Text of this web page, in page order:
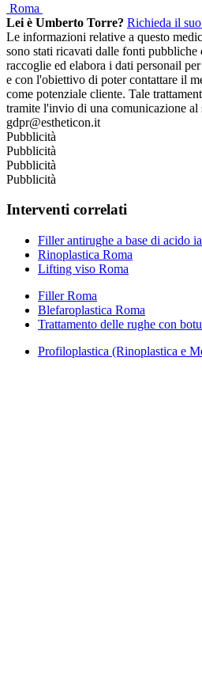
Roma
Lei è Umberto Torre? Richieda il
Le informazioni relative a questo
sono stati ricavati dalle fonti
raccoglie ed elabora i dati personail
e con l'obiettivo di poter contattare il
come potenziale cliente. Tale
tramite l'invio di una comunicazione al
gdpr@estheticon.it
Pubblicità
Pubblicità
Pubblicità
Pubblicità
Interventi correlati
Filler antirughe a base di acido
Rinoplastica Roma
Lifting viso Roma
Filler Roma
Blefaroplastica Roma
Trattamento delle rughe con
Profiloplastica (Rinoplastica e